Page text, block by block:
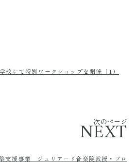
校にて特別ワークショップを開催（1）
次のページ
NEXT
支援事業 ジュリアード音楽院教授・ブロ